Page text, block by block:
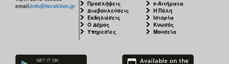
email:info@heraklion.gr
Προσλήψεις
Διαβουλεύσεις
Εκδηλώσεις
Ο Δήμος
Υπηρεσίες
e-Αιτήματα
Η Πόλη
Ιστορία
Κνωσός
Μουσεία